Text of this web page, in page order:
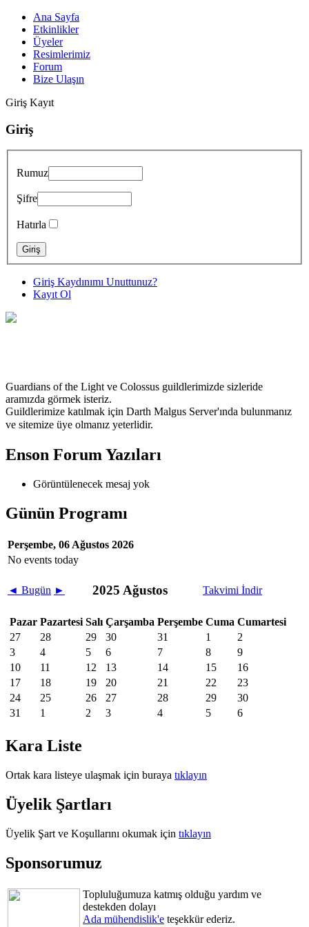
Ana Sayfa
Etkinlikler
Üyeler
Resimlerimiz
Forum
Bize Ulaşın
Giriş Kayıt
Giriş
Rumuz
Şifre
Hatırla
Giriş Kaydınımı Unuttunuz?
Kayıt Ol
Guardians of the Light ve Colossus guildlerimizde sizleride
aramızda görmek isteriz.
Guildlerimize katılmak için Darth Malgus Server'ında bulunmanız
ve sitemize üye olmanız yeterlidir.
Enson Forum Yazıları
Görüntülenecek mesaj yok
Günün Programı
Perşembe, 06 Ağustos 2026
No events today
◄ Bugün ► 2025 Ağustos Takvimi İndir
Pazar Pazartesi Salı Çarşamba Perşembe Cuma Cumartesi
27
28 29 30 31 1
2
3
4 5 6 7 8
9
10
11 12 13 14 15
16
17
18 19 20 21 22
23
24
25 26 27 28 29
30
31
1 2 3 4 5 6
Kara Liste
Ortak kara listeye ulaşmak için buraya tıklayın
Üyelik Şartları
Üyelik Şart ve Koşullarını okumak için tıklayın
Sponsorumuz
Topluluğumuza katmış olduğu yardım ve
destekden dolayı
Ada mühendislik'e teşekkür ederiz.